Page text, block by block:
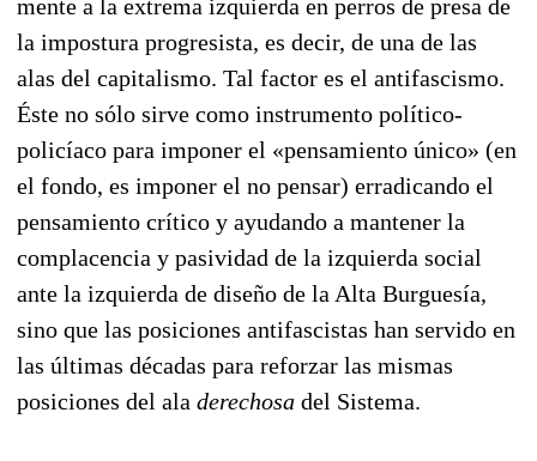
mente a la extrema izquierda en perros de presa de
la impostura progresista, es decir, de una de las
alas del capitalismo. Tal factor es el antifascismo.
Éste no sólo sirve como instrumento político-
policíaco para imponer el «pensamiento único» (en
el fondo, es imponer el no pensar) erradicando el
pensamiento crítico y ayudando a mantener la
complacencia y pasividad de la izquierda social
ante la izquierda de diseño de la Alta Burguesía,
sino que las posiciones antifascistas han servido en
las últimas décadas para reforzar las mismas
posiciones del ala derechosa del Sistema.